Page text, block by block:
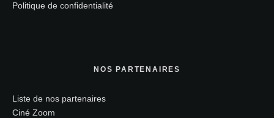
Politique de confidentialité
NOS PARTENAIRES
Liste de nos partenaires
Ciné Zoom